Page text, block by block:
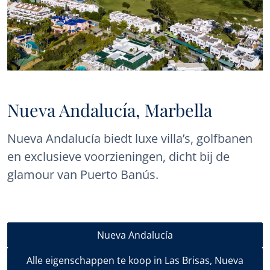
Nueva Andalucía, Marbella
Nueva Andalucía biedt luxe villa’s, golfbanen
en exclusieve voorzieningen, dicht bij de
glamour van Puerto Banús.
Nueva Andalucía
Alle eigenschappen te koop in Las Brisas, Nueva